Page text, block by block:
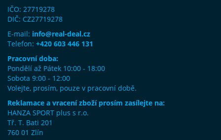
IČO: 27719278
DIČ: CZ27719278
E-mail: info@real-deal.cz
Telefon: +420 603 446 131
Pracovní doba:
Pondělí až Pátek 10:00 - 18:00
Sobota 9:00 - 12:00
Volejte, prosím, pouze v pracovní době.
Reklamace a vracení zboží prosím zasílejte na:
HANZA SPORT plus s r.o.
Tř. T. Bati 201
760 01 Zlín